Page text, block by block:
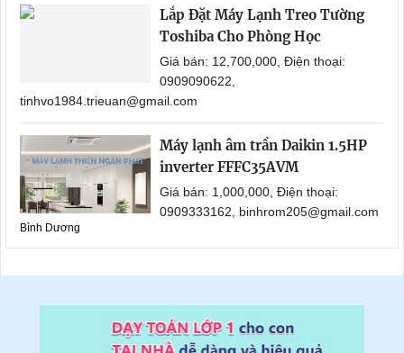
Lắp Đặt Máy Lạnh Treo Tường
Toshiba Cho Phòng Học
Giá bán: 12,700,000, Điện thoại:
0909090622,
tinhvo1984.trieuan@gmail.com
Máy lạnh âm trần Daikin 1.5HP
inverter FFFC35AVM
Giá bán: 1,000,000, Điện thoại:
0909333162, binhrom205@gmail.com
Bình Dương